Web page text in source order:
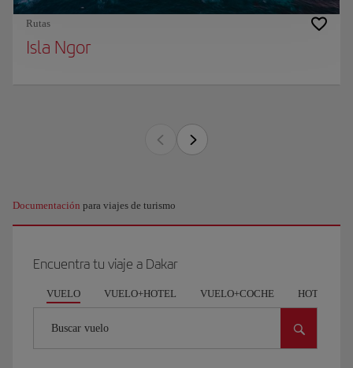
Rutas
Isla Ngor
Documentación para viajes de turismo
Encuentra tu viaje a Dakar
VUELO VUELO+HOTEL VUELO+COCHE HOTEL
Buscar vuelo